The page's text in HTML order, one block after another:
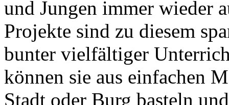
und Jungen immer wieder
Projekte sind zu diesem
bunter vielfältiger
können sie aus einfachen
Stadt oder Burg basteln